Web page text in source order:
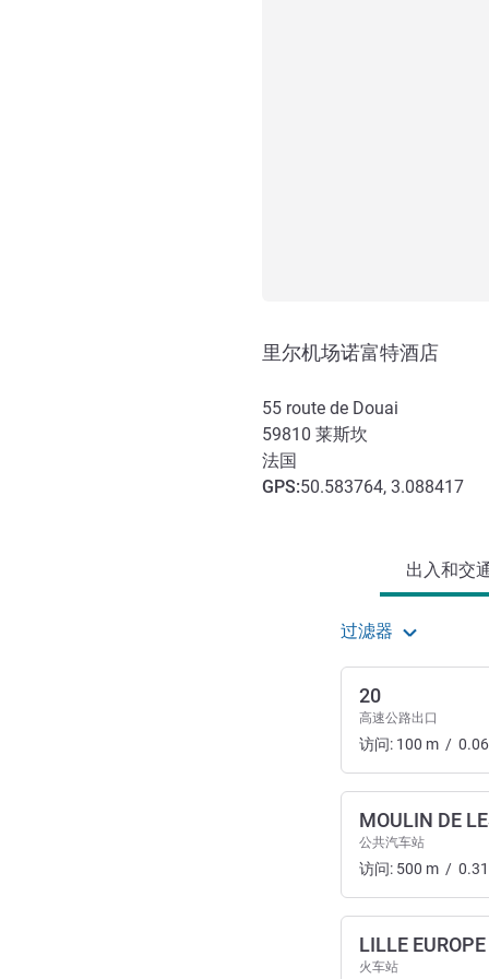
里尔机场诺富特酒店
55 route de Douai
59810 莱斯坎
法国
GPS:50.583764, 3.088417
出入和交
过滤器
20
高速公路出口
访问: 100 m / 0.06
MOULIN DE
公共汽车站
访问: 500 m / 0.31
LILLE EUROPE
火车站